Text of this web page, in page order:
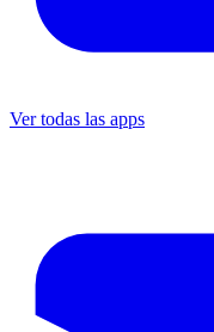
Ver todas las apps